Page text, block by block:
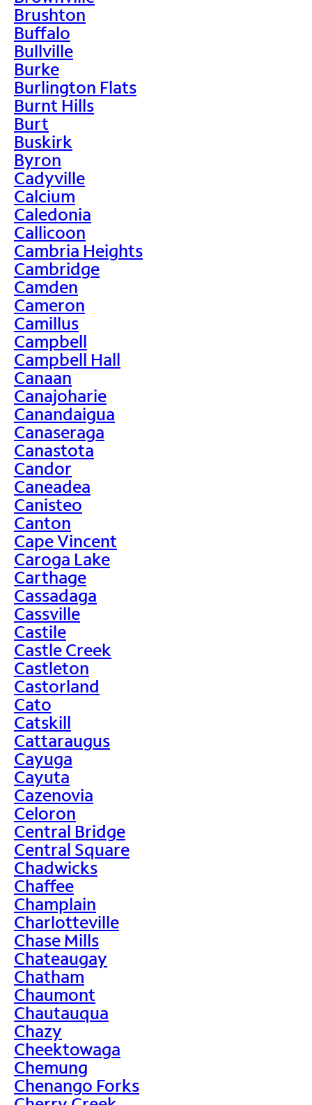
Brushton
Buffalo
Bullville
Burke
Burlington Flats
Burnt Hills
Burt
Buskirk
Byron
Cadyville
Calcium
Caledonia
Callicoon
Cambria Heights
Cambridge
Camden
Cameron
Camillus
Campbell
Campbell Hall
Canaan
Canajoharie
Canandaigua
Canaseraga
Canastota
Candor
Caneadea
Canisteo
Canton
Cape Vincent
Caroga Lake
Carthage
Cassadaga
Cassville
Castile
Castle Creek
Castleton
Castorland
Cato
Catskill
Cattaraugus
Cayuga
Cayuta
Cazenovia
Celoron
Central Bridge
Central Square
Chadwicks
Chaffee
Champlain
Charlotteville
Chase Mills
Chateaugay
Chatham
Chaumont
Chautauqua
Chazy
Cheektowaga
Chemung
Chenango Forks